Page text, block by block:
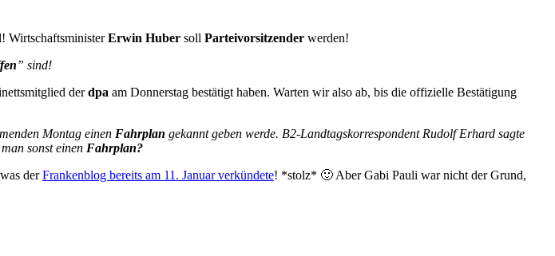
WirtschaftsministerErwin Huber soll Parteivorsitzender werden!
” sind!
derdpa am Donnerstag bestätigt haben. Warten wir also ab, bis die offizielle Bestätigung
Montag einen Fahrplan gekannt geben werde. B2-Landtagskorrespondent Rudolf Erhard sagte
sonst einen Fahrplan?
derFrankenblog bereits am 11. Januar verkündete! *stolz* 🙂 Aber Gabi Pauli war nicht der Grund,